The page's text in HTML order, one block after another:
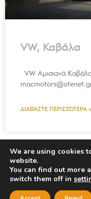
VW, Καβάλα
VW Αμισιανά
ΔΙΑΒΆΣΤΕ ΠΕΡΙΣΣΌΤΕΡΑ »
We are using cookies
website.
You can find out more
switch them off in